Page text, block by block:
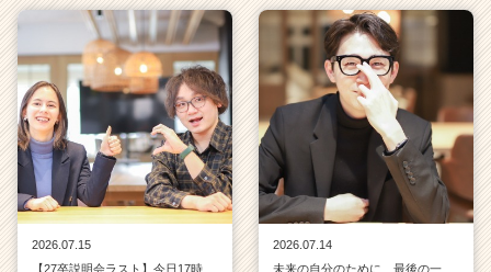
2026.07.15
【27卒説明会ラスト】今日17時、
2026.07.14
未来の自分のために、最後の一